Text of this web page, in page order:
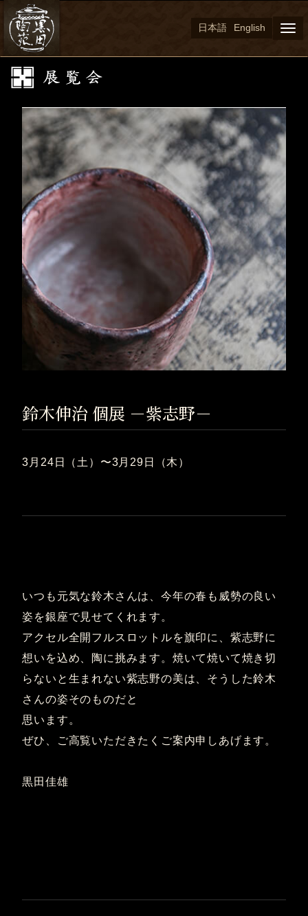
日本語 English
鈴木伸治 個展 －紫志野－
3月24日（土）〜3月29日（木）
いつも元気な鈴木さんは、今年の春も威勢の良い
姿を銀座で見せてくれます。
アクセル全開フルスロットルを旗印に、紫志野に
想いを込め、陶に挑みます。焼いて焼いて焼き切
らないと生まれない紫志野の美は、そうした鈴木
さんの姿そのものだと
思います。
ぜひ、ご高覧いただきたくご案内申しあげます。
黒田佳雄